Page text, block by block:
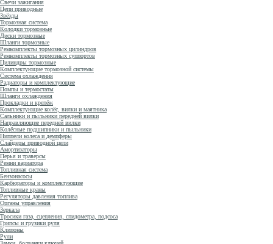
Свечи зажигания
Цепи приводные
Звёзды
Тормозная система
Колодки тормозные
Диски тормозные
Шланги тормозные
Ремкомплекты тормозных цилиндров
Ремкомплекты тормозных суппортов
Цилиндры тормозные
Комплектующие тормозной системы
Система охлаждения
Радиаторы и комплектующие
Помпы и термостаты
Шланги охлаждения
Прокладки и крепёж
Комплектующие колёс, вилки и маятника
Сальники и пыльники передней вилки
Направляющие передней вилки
Колёсные подшипники и пыльники
Ниппели колеса и демпферы
Слайдеры приводной цепи
Амортизаторы
Перья и траверсы
Ремни вариатора
Топливная система
Бензонасосы
Карбюраторы и комплектующие
Топливные краны
Регуляторы давления топлива
Органы управления
Зеркала
Тросики газа, сцепления, спидометра, подсоса
Грипсы и грузики руля
Клипоны
Рули